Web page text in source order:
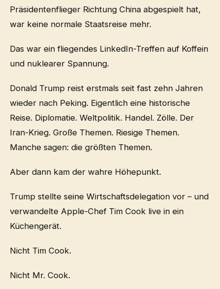
Präsidentenflieger Richtung China abgespielt hat,
war keine normale Staatsreise mehr.
Das war ein fliegendes LinkedIn-Treffen auf Koffein
und nuklearer Spannung.
Donald Trump reist erstmals seit fast zehn Jahren
wieder nach Peking. Eigentlich eine historische
Reise. Diplomatie. Weltpolitik. Handel. Zölle. Der
Iran-Krieg. Große Themen. Riesige Themen.
Manche sagen: die größten Themen.
Aber dann kam der wahre Höhepunkt.
Trump stellte seine Wirtschaftsdelegation vor – und
verwandelte Apple-Chef Tim Cook live in ein
Küchengerät.
Nicht Tim Cook.
Nicht Mr. Cook.